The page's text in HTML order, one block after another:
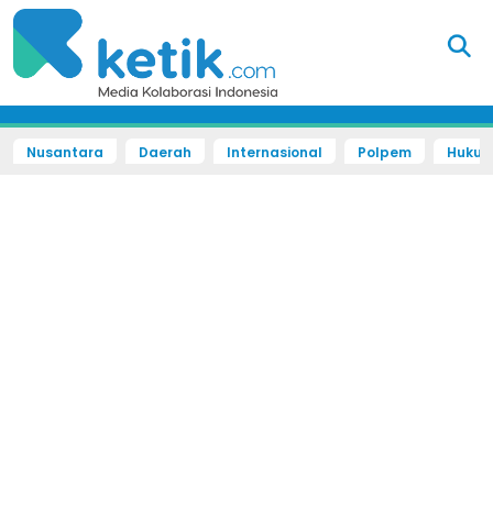
Nusantara Daerah Internasional Polpem